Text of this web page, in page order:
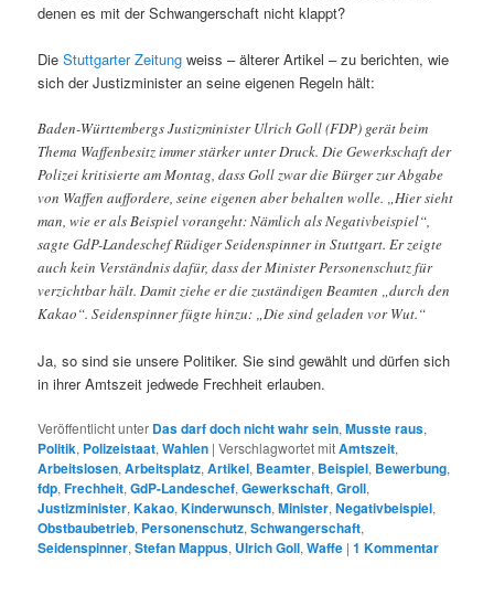
denen es mit der Schwangerschaft nicht klappt?
DieStuttgarter Zeitung weiss – älterer Artikel – zu berichten, wie
sich der Justizminister an seine eigenen Regeln hält:
Baden-Württembergs Justizminister Ulrich Goll (FDP) gerät beim
Thema Waffenbesitz immer stärker unter Druck. Die Gewerkschaft der
Polizei kritisierte am Montag, dass Goll zwar die Bürger zur Abgabe
von Waffen auffordere, seine eigenen aber behalten wolle. „Hier sieht
man, wie er als Beispiel vorangeht: Nämlich als Negativbeispiel“,
sagte GdP-Landeschef Rüdiger Seidenspinner in Stuttgart. Er zeigte
auch kein Verständnis dafür, dass der Minister Personenschutz für
verzichtbar hält. Damit ziehe er die zuständigen Beamten „durch den
Kakao“. Seidenspinner fügte hinzu: „Die sind geladen vor Wut.“
Ja, so sind sie unsere Politiker. Sie sind gewählt und dürfen sich
in ihrer Amtszeit jedwede Frechheit erlauben.
Veröffentlicht unter Das darf doch nicht wahr sein,Musste raus,
Politik, Polizeistaat,Wahlen |Verschlagwortet mitAmtszeit,
Arbeitslosen,Arbeitsplatz,Artikel, Beamter, Beispiel, Bewerbung,
fdp,Frechheit,GdP-Landeschef,Gewerkschaft,Groll,
Justizminister,Kakao,Kinderwunsch,Minister,Negativbeispiel,
Obstbaubetrieb, Personenschutz,Schwangerschaft,
Seidenspinner,Stefan Mappus, Ulrich Goll,Waffe |1 Kommentar